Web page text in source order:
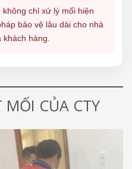
không chỉ xử lý mối hiện
bảo vệ lâu dài cho nhà
hàng.
MỐI CỦA CTY